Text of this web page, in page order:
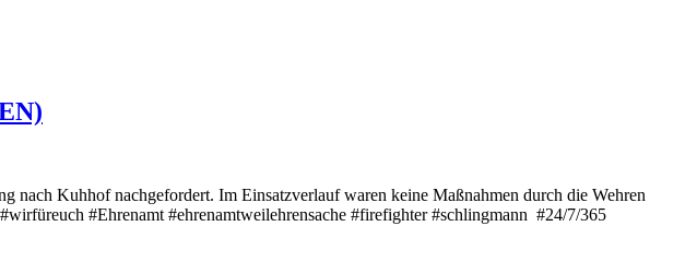
nach Kuhhof nachgefordert. Im Einsatzverlauf waren keine Maßnahmen durch die Wehren
#Ehrenamt #ehrenamtweilehrensache #firefighter #schlingmann #24/7/365